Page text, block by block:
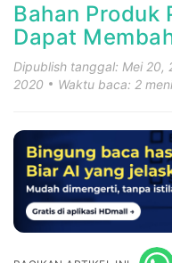
Bahan Produk
Dapat
Dipublish tanggal: Mei 20,
2020
Waktu baca: 2